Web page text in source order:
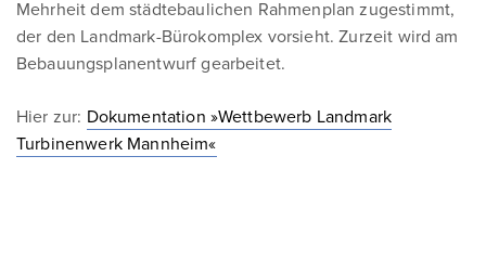
Mehrheit dem städtebaulichen Rahmenplan zugestimmt,
der den Landmark-Bürokomplex vorsieht. Zurzeit wird am
Bebauungsplanentwurf gearbeitet.
Hier zur: Dokumentation »Wettbewerb Landmark
Turbinenwerk Mannheim«